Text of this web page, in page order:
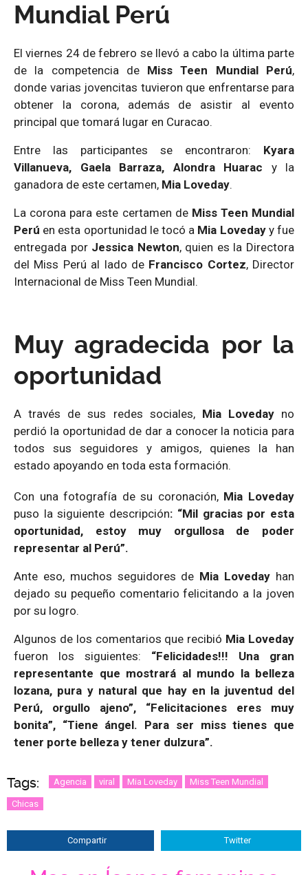
Mundial Perú
El viernes 24 de febrero se llevó a cabo la última parte
de la competencia de Miss Teen Mundial Perú,
donde varias jovencitas tuvieron que enfrentarse para
obtener la corona, además de asistir al evento
principal que tomará lugar en Curacao.
Entre las participantes se encontraron: Kyara
Villanueva, Gaela Barraza, Alondra Huarac y la
ganadora de este certamen, Mia Loveday.
La corona para este certamen de Miss Teen Mundial
Perú en esta oportunidad le tocó a Mia Lovedayy fue
entregada por Jessica Newton, quien es la Directora
del Miss Perú al lado de Francisco Cortez, Director
Internacional de Miss Teen Mundial.
Muy agradecida por la
oportunidad
A través de sus redes sociales, Mia Lovedayno
perdió la oportunidad de dar a conocer la noticia para
todos sus seguidores y amigos, quienes la han
estado apoyando en toda esta formación.
Con una fotografía de su coronación, Mia Loveday
puso la siguiente descripción: “Mil gracias por esta
oportunidad, estoy muy orgullosa de poder
representar al Perú”.
Ante eso, muchos seguidores de Mia Loveday han
dejado su pequeño comentario felicitando a la joven
por su logro.
Algunos de los comentarios que recibió Mia Loveday
fueron los siguientes: “Felicidades!!! Una gran
representante que mostrará al mundo la belleza
lozana, pura y natural que hay en la juventud del
Perú, orgullo ajeno”, “Felicitaciones eres muy
bonita”, “Tiene ángel. Para ser miss tienes que
tener porte belleza y tener dulzura”.
Tags: Agencia viral Mia Loveday Miss Teen Mundial
Chicas
Compartir Twitter